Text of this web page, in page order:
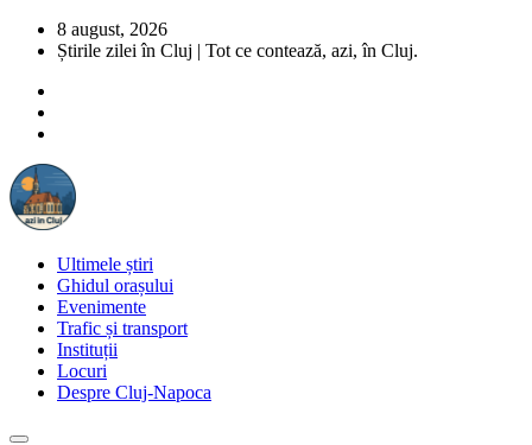
8 august, 2026
Știrile zilei în Cluj | Tot ce contează, azi, în Cluj.
Ultimele știri
Ghidul orașului
Evenimente
Trafic și transport
Instituții
Locuri
Despre Cluj-Napoca